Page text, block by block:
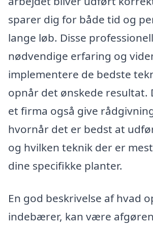
sparer dig for både tid og
lange løb. Disse
nødvendige erfaring og
implementere de bedste
opnår det ønskede resultat.
et firma også give
hvornår det er bedst at
og hvilken teknik der er
dine specifikke planter.
En god beskrivelse af hvad
indebærer, kan være